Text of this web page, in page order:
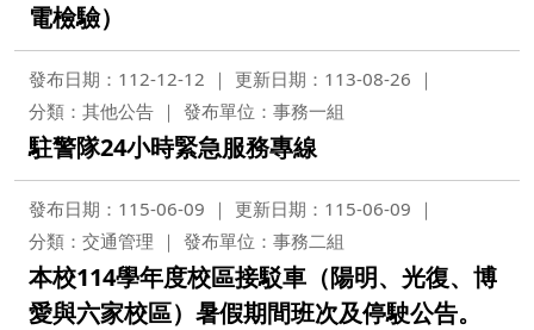
電檢驗）
發布日期：112-12-12
更新日期：113-08-26
分類：其他公告
發布單位：事務一組
駐警隊24小時緊急服務專線
發布日期：115-06-09
更新日期：115-06-09
分類：交通管理
發布單位：事務二組
本校114學年度校區接駁車（陽明、光復、博
愛與六家校區）暑假期間班次及停駛公告。